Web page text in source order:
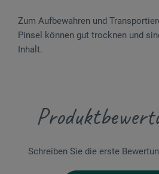
Zum Aufbewahren und
Pinsel können gut trocknen und
Inhalt.
Schreiben Sie die erste